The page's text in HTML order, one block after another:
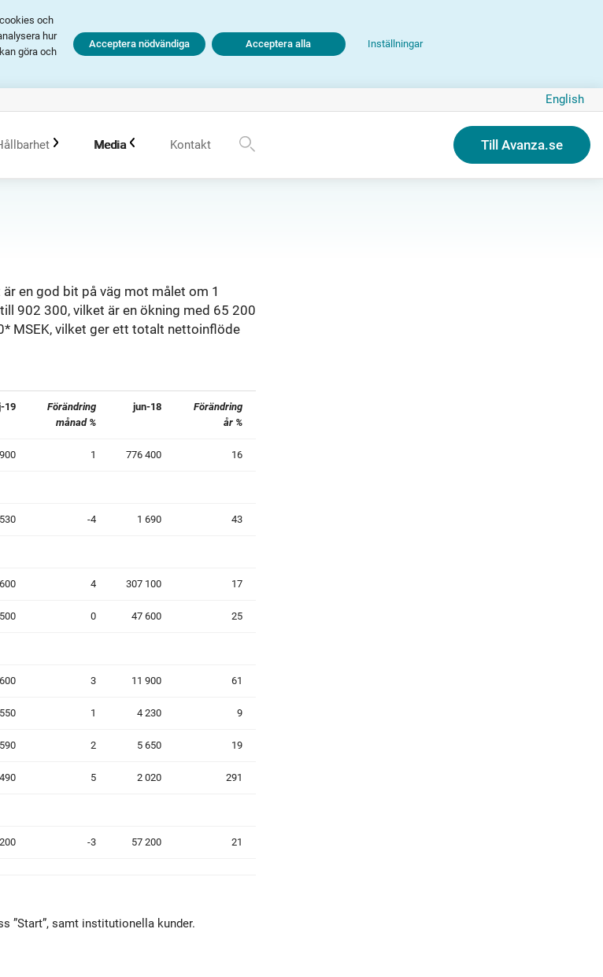
och
hur
göra och
Inställningar
Acceptera nödvändiga Acceptera alla
English
Hållbarhetsarbete vid portföljförvaltning
Media
Talespersoner
Sociala medier
Kontakt Till Avanza.se
en god bit på väg mot målet om 1
902 300, vilket är en ökning med 65 200
MSEK, vilket ger ett totalt nettoinflöde
19
Förändring
månad %
jun-18
Förändring
år %
1 776 400 16
-4 1 690 43
4 307 100 17
0 47 600 25
3 11 900 61
1 4 230 9
2 5 650 19
5 2 020 291
-3 57 200 21
”Start”, samt institutionella kunder.